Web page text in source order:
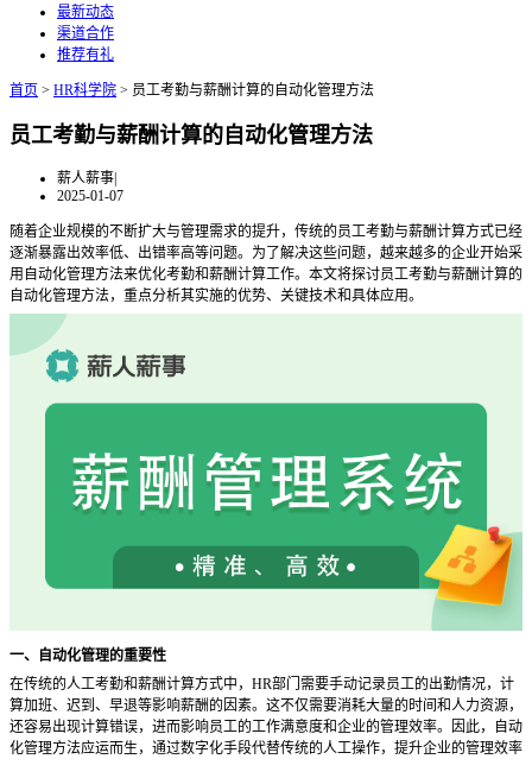
最新动态
渠道合作
推荐有礼
首页 > HR科学院 > 员工考勤与薪酬计算的自动化管理方法
员工考勤与薪酬计算的自动化管理方法
薪人薪事|
2025-01-07
随着企业规模的不断扩大与管理需求的提升，传统的员工考勤与薪酬计算方式已经
逐渐暴露出效率低、出错率高等问题。为了解决这些问题，越来越多的企业开始采
用自动化管理方法来优化考勤和薪酬计算工作。本文将探讨员工考勤与薪酬计算的
自动化管理方法，重点分析其实施的优势、关键技术和具体应用。
一、自动化管理的重要性
在传统的人工考勤和薪酬计算方式中， HR部门需要手动记录员工的出勤情况，计
算加班、迟到、早退等影响薪酬的因素。这不仅需要消耗大量的时间和人力资源，
还容易出现计算错误，进而影响员工的工作满意度和企业的管理效率。因此，自动
化管理方法应运而生，通过数字化手段代替传统的人工操作，提升企业的管理效率